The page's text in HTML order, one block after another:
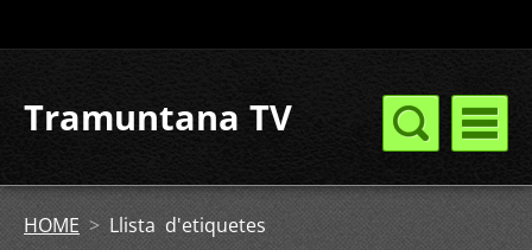
Tramuntana TV
HOME > Llista d'etiquetes